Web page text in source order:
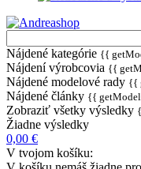
Nájdené kategórie {{
Nájdení výrobcovia {{
Nájdené modelové rady {{
Nájdené články {{
Zobraziť všetky výsledky
Žiadne výsledky
0,00 €
V tvojom košíku: